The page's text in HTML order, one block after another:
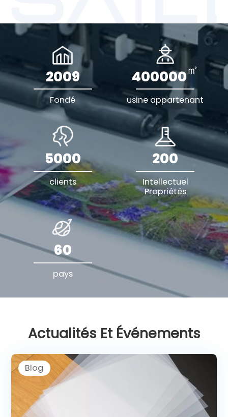
2009
Fondé
400000㎡
usine appartenant
5000
clients
200
Intellectuel
Propriétés
60
pays
Actualités Et Événements
Blog